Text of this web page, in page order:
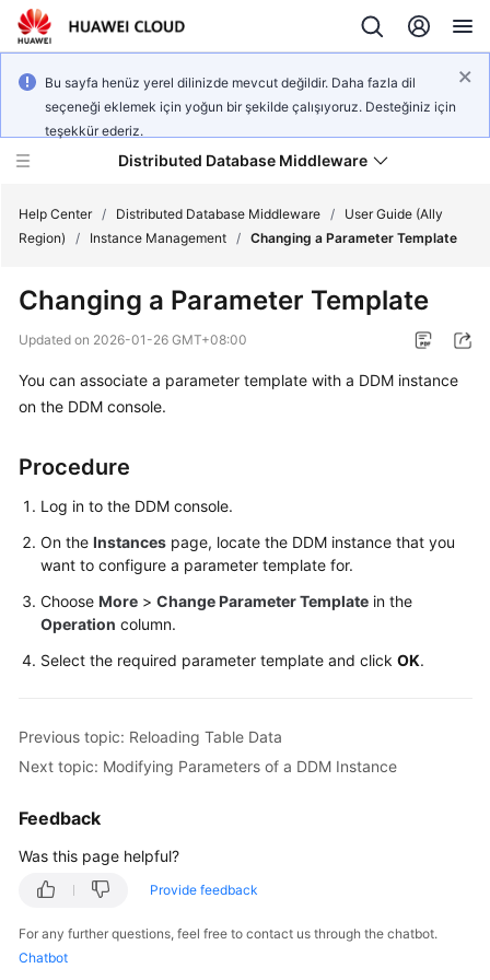
Bu sayfa henüz yerel dilinizde mevcut değildir. Daha fazla dil
seçeneği eklemek için yoğun bir şekilde çalışıyoruz. Desteğiniz için
teşekkür ederiz.
Distributed Database Middleware
New
Bulletin
Overview
Billing
Getting
User
Guide
Reference
Best
Practices
Performance
White
Help Center / Distributed Database Middleware /
User Guide (Ally
Region)
/ Instance Management / Changing a Parameter Template
Changing a Parameter Template
Updated on 2026-01-26 GMT+08:00
You can associate a parameter template with a DDM instance
on the DDM console.
Procedure
Log in to the DDM console.
On the Instances page, locate the DDM instance that you
want to configure a parameter template for.
Choose More > Change Parameter Template in the
Operation column.
Select the required parameter template and click OK.
Previous topic: Reloading Table Data
Next topic: Modifying Parameters of a DDM Instance
Feedback
Was this page helpful?
Provide feedback
For any further questions, feel free to contact us through the chatbot.
Chatbot